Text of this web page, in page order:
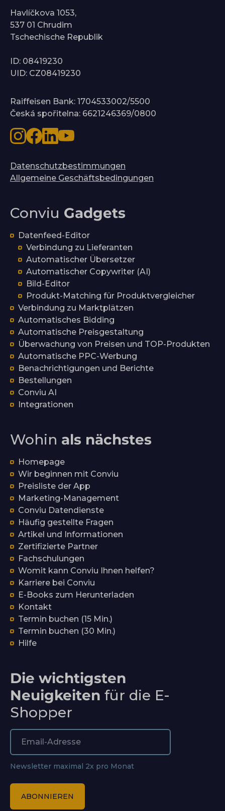
Havlíčkova 1053,
537 01 Chrudim
Tschechische Republik
ID: 08419230
UID: CZ08419230
Raiffeisen Bank: 1704533002/5500
Česká spořitelna: 6621246369/0800
Datenschutzbestimmungen
Allgemeine Geschäftsbedingungen
Conviu Gadgets
Datenfeed-Editor
Verbindung zu Lieferanten
Automatischer Übersetzer
Automatischer Copywriter (AI)
Bild-Editor
Produkt-Matching für Produktvergleicher
Verbindung zu Marktplätzen
Automatisches Bidding
Automatische Preisgestaltung
Überwachung von Preisen und TOP-Produkten
Automatische PPC-Werbung
Benachrichtigungen und Berichte
Bestellungen
Conviu AI
Integrationen
Wohin als nächstes
Homepage
Wir beginnen mit Conviu
Preisliste der App
Marketing-Management
Conviu Datendienste
Häufig gestellte Fragen
Artikel und Informationen
Zertifizierte Partner
Fachschulungen
Womit kann Conviu Ihnen helfen?
Karriere bei Conviu
E-Books zum Herunterladen
Kontakt
Termin buchen (15 Min.)
Termin buchen (30 Min.)
Hilfe
Die wichtigsten
Neuigkeiten für die E-
Shopper
Newsletter maximal 2x pro Monat
ABONNIEREN